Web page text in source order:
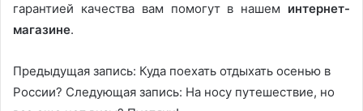
гарантией качества вам помогут в нашем интернет-
магазине.
Предыдущая запись: Куда поехать отдыхать осенью в
России? Следующая запись: На носу путешествие, но